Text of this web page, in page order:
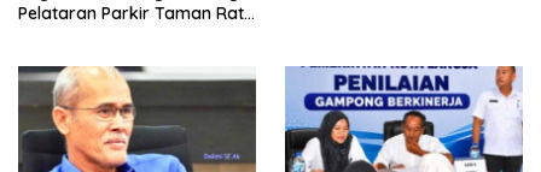
Pelataran Parkir Taman Ratu